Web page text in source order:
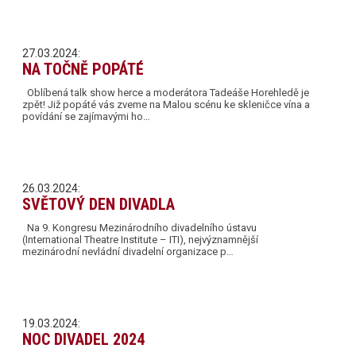
27.03.2024:
NA TOČNĚ POPÁTÉ
Oblíbená talk show herce a moderátora Tadeáše Horehledě je
zpět! Již popáté vás zveme na Malou scénu ke skleničce vína a
povídání se zajímavými ho…
26.03.2024:
SVĚTOVÝ DEN DIVADLA
Na 9. Kongresu Mezinárodního divadelního ústavu
(International Theatre Institute – ITI), nejvýznamnější
mezinárodní nevládní divadelní organizace p…
19.03.2024:
NOC DIVADEL 2024